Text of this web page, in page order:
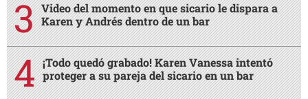
Video del momento en que sicario le dispara a
Karen y Andrés dentro de un bar
¡Todo quedó grabado! Karen Vanessa intentó
proteger a su pareja del sicario en un bar